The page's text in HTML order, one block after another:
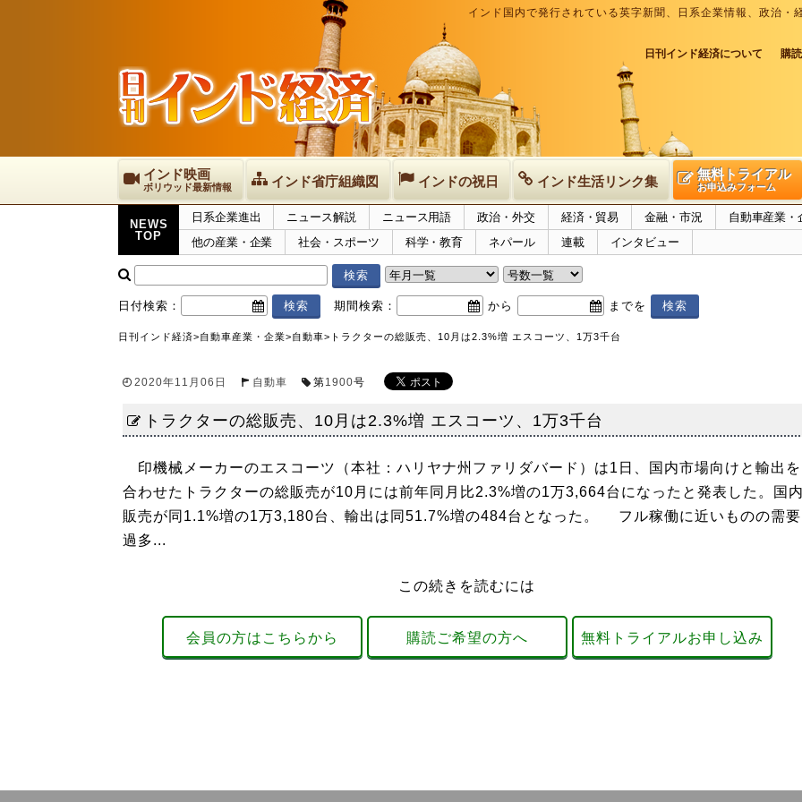
インド国内で発行されている英字新聞、日系企業情報、政治
日刊インド経済について 購
インド映画
ボリウッド最新情報 インド省庁組織図 インドの祝日 インド生活リンク集 無料トライアル
お申込みフォーム
NEWS
TOP
日系企業進出 ニュース解説 ニュース用語 政治・外交 経済・貿易 金融・市況
自動車産業・
他の産業・企業
社会・スポーツ 科学・教育 ネパール 連載 インタビュー
日付検索： 期間検索： から までを
日刊インド経済>自動車産業・企業>自動車> トラクターの総販売、10月は2.3%増 エスコーツ、1万3千台
2020年11月06日 自動車 第1900号
トラクターの総販売、10月は2.3%増 エスコーツ、1万3千台
印機械メーカーのエスコーツ（本社：ハリヤナ州ファリダバード）は1日、国内市場向けと輸出を
合わせたトラクターの総販売が10月には前年同月比2.3%増の1万3,664台になったと発表した。国内
販売が同1.1%増の1万3,180台、輸出は同51.7%増の484台となった。 フル稼働に近いものの需要
過多...
この続きを読むには
会員の方はこちらから 購読ご希望の方へ 無料トライアルお申し込み